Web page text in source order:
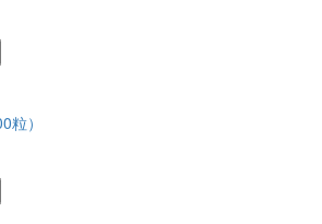
）